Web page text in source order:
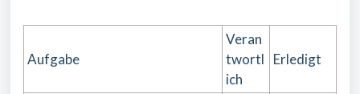
Aufgabe
Veran
twortl
ich
Erledigt